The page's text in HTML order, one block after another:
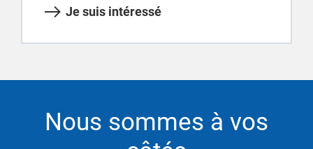
Je suis intéressé
Nous sommes à vos